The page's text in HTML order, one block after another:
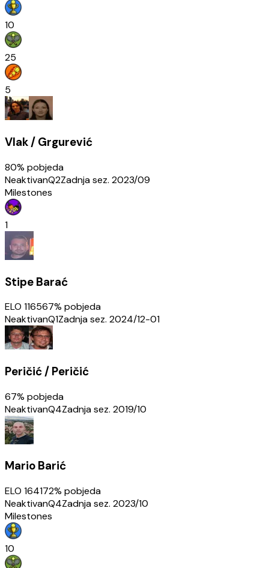
10
25
5
Vlak / Grgurević
80% pobjeda
NeaktivanQ2Zadnja sez. 2023/09
Milestones
1
Stipe Barać
ELO 116567% pobjeda
NeaktivanQ1Zadnja sez. 2024/12-01
Peričić / Peričić
67% pobjeda
NeaktivanQ4Zadnja sez. 2019/10
Mario Barić
ELO 164172% pobjeda
NeaktivanQ4Zadnja sez. 2023/10
Milestones
10